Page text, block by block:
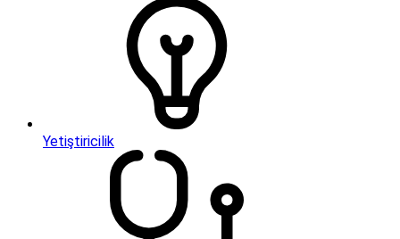
Yetiştiricilik